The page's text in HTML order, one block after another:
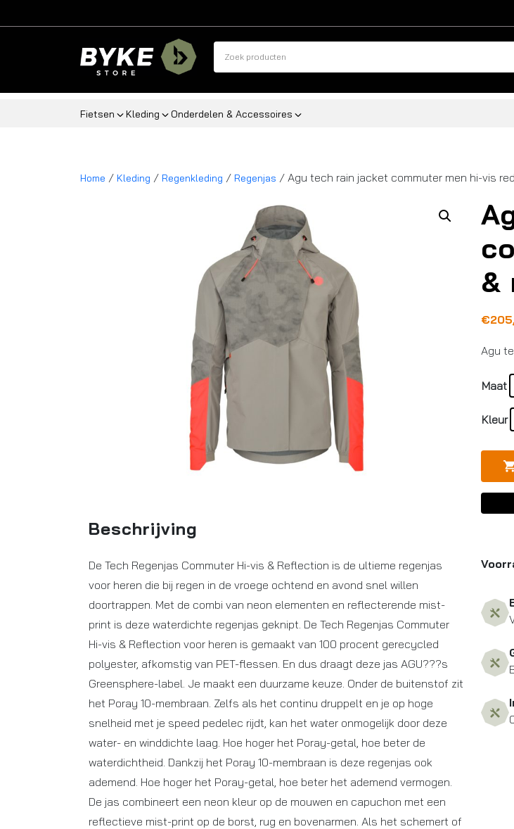
Fietsen Kleding Onderdelen & Accessoires
Home / Kleding / Regenkleding / Regenjas / Agu tech rain jacket commuter men hi-vis
Beschrijving
De Tech Regenjas Commuter Hi-vis & Reflection is de ultieme regenjas
voor heren die bij regen in de vroege ochtend en avond snel willen
doortrappen. Met de combi van neon elementen en reflecterende mist-
print is deze waterdichte regenjas geknipt. De Tech Regenjas Commuter
Hi-vis & Reflection voor heren is gemaakt van 100 procent gerecycled
polyester, afkomstig van PET-flessen. En dus draagt deze jas AGU???s
Greensphere-label. Je maakt een duurzame keuze. Onder de buitenstof zit
het Poray 10-membraan. Zelfs als het continu druppelt en je op hoge
snelheid met je speed pedelec rijdt, kan het water onmogelijk door deze
water- en winddichte laag. Hoe hoger het Poray-getal, hoe beter de
waterdichtheid. Dankzij het Poray 10-membraan is deze regenjas ook
ademend. Hoe hoger het Poray-getal, hoe beter het ademend vermogen.
De jas combineert een neon kleur op de mouwen en capuchon met een
reflectieve mist-print op de borst, rug en bovenarmen. Als het schemert of
&
€
Agu
Maat
Kleur